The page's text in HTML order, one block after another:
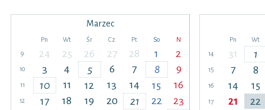
Marzec
Pn Wt Śr Cz Pt So
N
9
24 25 26 27 28 1 2
10 3 4 5 6 7 8 9
11 10 11 12 13 14 15 16
12 17 18 19 20 21 22 23
Pn
Wt
14
31 1
15 7 8
16 14 15
17 21 22